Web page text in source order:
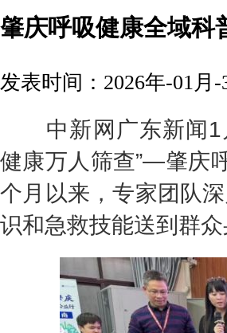
肇庆呼吸健康全域科
发表时间：2026年-01月-
中新网广东新闻1
健康万人筛查”—肇庆
个月以来，专家团队
识和急救技能送到群众